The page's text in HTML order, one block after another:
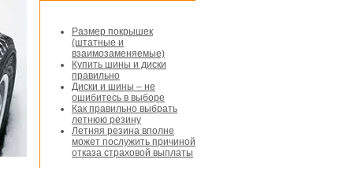
Размер покрышек
(штатные и
взаимозаменяемые)
Купить шины и диски
правильно
Диски и шины – не
ошибитесь в выборе
Как правильно выбрать
летнюю резину
Летняя резина вполне
может послужить причиной
отказа страховой выплаты